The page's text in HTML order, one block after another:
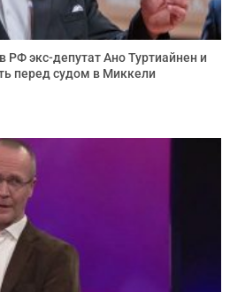
экс-депутат Ано Туртиайнен и
перед судом в Миккели